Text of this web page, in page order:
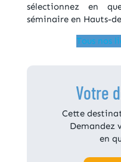
sélectionnez en
séminaire en Hauts-
Tous nos
Votre
Cette
Demandez
en